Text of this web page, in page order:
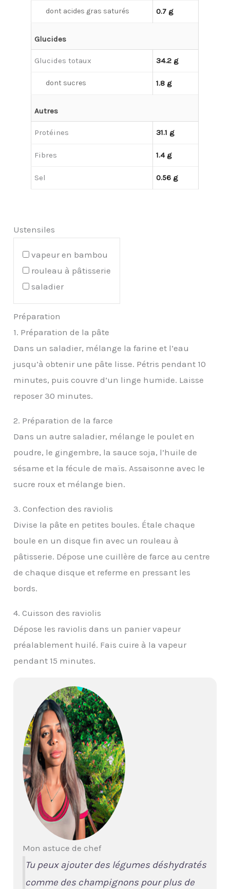
dont acides gras saturés 0.7 g
Glucides
Glucides totaux 34.2 g
dont sucres 1.8 g
Autres
Protéines 31.1 g
Fibres 1.4 g
Sel 0.56 g
Ustensiles
vapeur en bambou
rouleau à pâtisserie
saladier
Préparation
1. Préparation de la pâte
Dans un saladier, mélange la farine et l’eau
jusqu’à obtenir une pâte lisse. Pétris pendant 10
minutes, puis couvre d’un linge humide. Laisse
reposer 30 minutes.
2. Préparation de la farce
Dans un autre saladier, mélange le poulet en
poudre, le gingembre, la sauce soja, l’huile de
sésame et la fécule de maïs. Assaisonne avec le
sucre roux et mélange bien.
3. Confection des raviolis
Divise la pâte en petites boules. Étale chaque
boule en un disque fin avec un rouleau à
pâtisserie. Dépose une cuillère de farce au centre
de chaque disque et referme en pressant les
bords.
4. Cuisson des raviolis
Dépose les raviolis dans un panier vapeur
préalablement huilé. Fais cuire à la vapeur
pendant 15 minutes.
Mon astuce de chef
Tu peux ajouter des légumes déshydratés
comme des champignons pour plus de